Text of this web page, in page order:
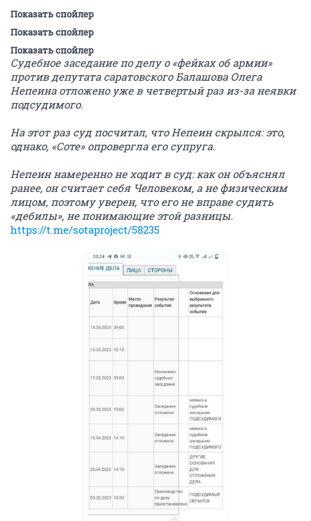
Показать спойлер
Показать спойлер
Показать спойлер
Судебное заседание по делу о «фейках об армии»
против депутата саратовского Балашова Олега
Непеина отложено уже в четвертый раз из-за неявки
подсудимого.
На этот раз суд посчитал, что Непеин скрылся: это,
однако, «Соте» опровергла его супруга.
Непеин намеренно не ходит в суд: как он объяснял
ранее, он считает себя Человеком, а не физическим
лицом, поэтому уверен, что его не вправе судить
«дебилы», не понимающие этой разницы.
https://t.me/sotaproject/58235